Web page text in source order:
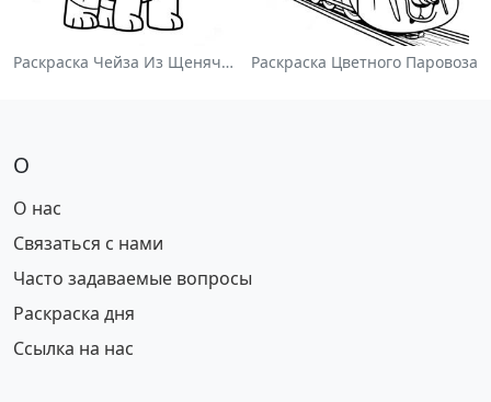
Раскраска Чейза Из Щенячьего Патруля Раскраска Цветного Паровоза
О
О нас
Связаться с нами
Часто задаваемые вопросы
Раскраска дня
Ссылка на нас